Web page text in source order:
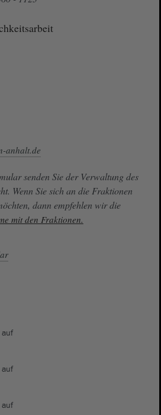
anhalt.de
senden Sie der Verwaltung des
Wenn Sie sich an die Fraktionen
dann empfehlen wir die
mit den Fraktionen.
auf
auf
auf